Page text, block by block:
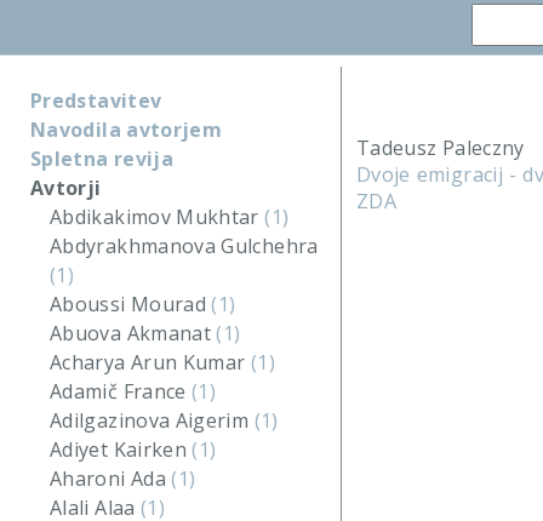
Predstavitev
Navodila avtorjem
Spletna revija
Avtorji
Abdikakimov Mukhtar(1)
Abdyrakhmanova Gulchehra
(1)
Aboussi Mourad(1)
Abuova Akmanat(1)
Acharya Arun Kumar (1)
Adamič France(1)
Adilgazinova Aigerim (1)
Adiyet Kairken(1)
Aharoni Ada(1)
Alali Alaa (1)
Tadeusz Paleczny
Dvoje emigracij -
ZDA